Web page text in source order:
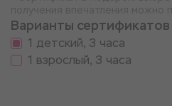
Варианты сертификатов
1 детский, 3 часа
1 взрослый, 3 часа